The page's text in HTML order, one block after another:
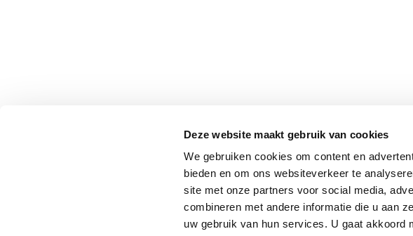
Deze website maakt gebruik van cookies
We gebruiken cookies om content en
bieden en om ons websiteverkeer te
site met onze partners voor social media,
combineren met andere informatie die u aan
uw gebruik van hun services. U gaat akkoord